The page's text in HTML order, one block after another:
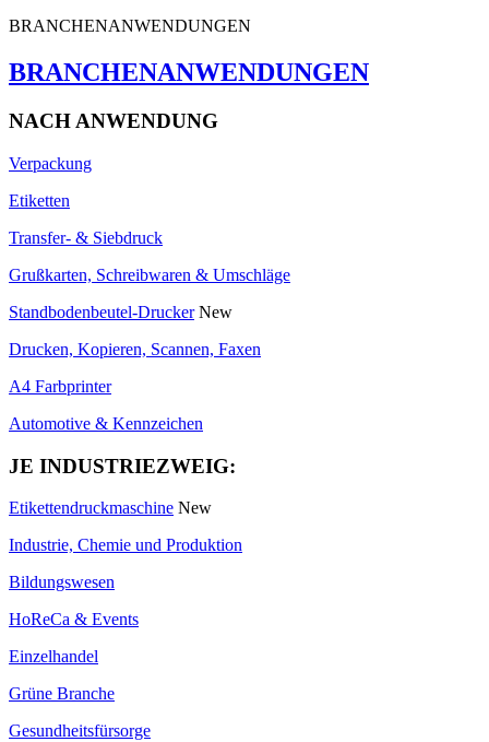
BRANCHENANWENDUNGEN
BRANCHENANWENDUNGEN
NACH ANWENDUNG
Verpackung
Etiketten
Transfer- & Siebdruck
Grußkarten, Schreibwaren & Umschläge
Standbodenbeutel-Drucker New
Drucken, Kopieren, Scannen, Faxen
A4 Farbprinter
Automotive & Kennzeichen
JE INDUSTRIEZWEIG:
Etikettendruckmaschine New
Industrie, Chemie und Produktion
Bildungswesen
HoReCa & Events
Einzelhandel
Grüne Branche
Gesundheitsfürsorge